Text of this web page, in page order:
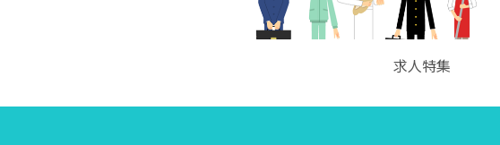
求人特集